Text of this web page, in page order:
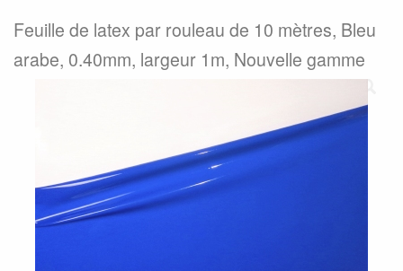
Feuille de latex par rouleau de 10 mètres, Bleu
arabe, 0.40mm, largeur 1m, Nouvelle gamme